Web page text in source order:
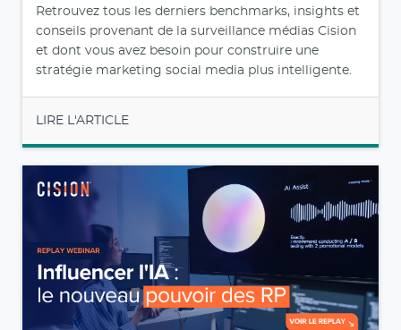
Retrouvez tous les derniers benchmarks, insights et
conseils provenant de la surveillance médias Cision
et dont vous avez besoin pour construire une
stratégie marketing social media plus intelligente.
LIRE L'ARTICLE